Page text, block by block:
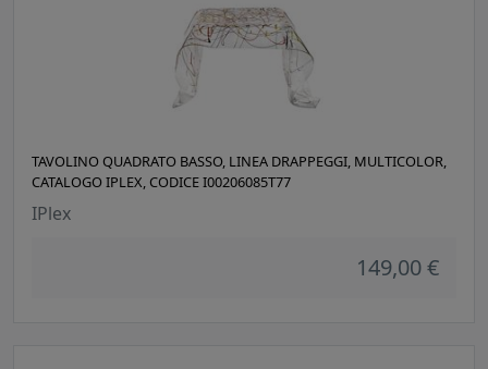
TAVOLINO QUADRATO BASSO, LINEA DRAPPEGGI, MULTICOLOR,
CATALOGO IPLEX, CODICE I00206085T77
IPlex
149,00 €